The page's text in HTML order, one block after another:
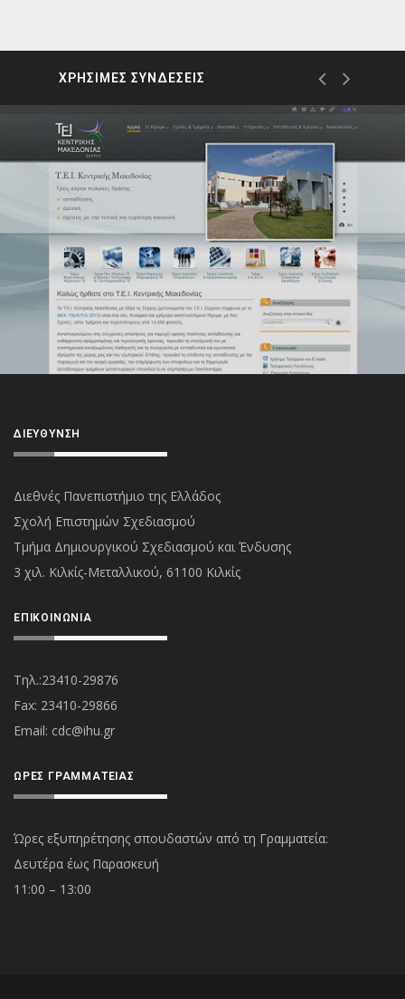
ΧΡΗΣΙΜΕΣ ΣΥΝΔΕΣΕΙΣ
ΔΙΕΎΘΥΝΣΗ
Διεθνές Πανεπιστήμιο της Ελλάδος
Σχολή Επιστημών Σχεδιασμού
Τμήμα Δημιουργικού Σχεδιασμού και Ένδυσης
3 χιλ. Κιλκίς-Μεταλλικού, 61100 Κιλκίς
ΕΠΙΚΟΙΝΩΝΊΑ
Τηλ.:23410-29876
Fax: 23410-29866
Εmail: cdc@ihu.gr
ΏΡΕΣ ΓΡΑΜΜΑΤΕΊΑΣ
Ώρες εξυπηρέτησης σπουδαστών από τη Γραμματεία:
Δευτέρα έως Παρασκευή
11:00 – 13:00